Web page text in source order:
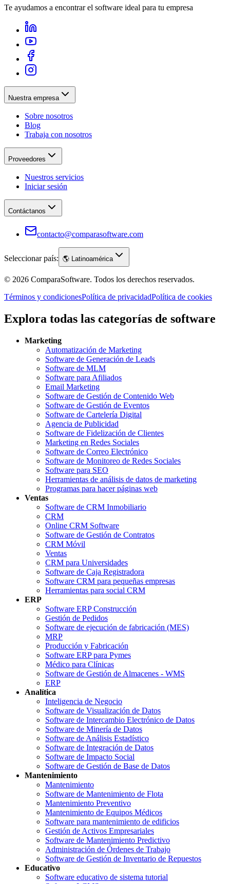
Te ayudamos a encontrar el software ideal para tu empresa
Nuestra empresa
Sobre nosotros
Blog
Trabaja con nosotros
Proveedores
Nuestros servicios
Iniciar sesión
Contáctanos
contacto@comparasoftware.com
Seleccionar país: 🌎 Latinoamérica
© 2026 ComparaSoftware. Todos los derechos reservados.
Términos y condicionesPolítica de privacidadPolítica de cookies
Explora todas las categorías de software
Marketing
Automatización de Marketing
Software de Generación de Leads
Software de MLM
Software para Afiliados
Email Marketing
Software de Gestión de Contenido Web
Software de Gestión de Eventos
Software de Cartelería Digital
Agencia de Publicidad
Software de Fidelización de Clientes
Marketing en Redes Sociales
Software de Correo Electrónico
Software de Monitoreo de Redes Sociales
Software para SEO
Herramientas de análisis de datos de marketing
Programas para hacer páginas web
Ventas
Software de CRM Inmobiliario
CRM
Online CRM Software
Software de Gestión de Contratos
CRM Móvil
Ventas
CRM para Universidades
Software de Caja Registradora
Software CRM para pequeñas empresas
Herramientas para social CRM
ERP
Software ERP Construcción
Gestión de Pedidos
Software de ejecución de fabricación (MES)
MRP
Producción y Fabricación
Software ERP para Pymes
Médico para Clínicas
Software de Gestión de Almacenes - WMS
ERP
Analítica
Inteligencia de Negocio
Software de Visualización de Datos
Software de Intercambio Electrónico de Datos
Software de Minería de Datos
Software de Análisis Estadístico
Software de Integración de Datos
Software de Impacto Social
Software de Gestión de Base de Datos
Mantenimiento
Mantenimiento
Software de Mantenimiento de Flota
Mantenimiento Preventivo
Mantenimiento de Equipos Médicos
Software para mantenimiento de edificios
Gestión de Activos Empresariales
Software de Mantenimiento Predictivo
Administración de Órdenes de Trabajo
Software de Gestión de Inventario de Repuestos
Educativo
Software educativo de sistema tutorial